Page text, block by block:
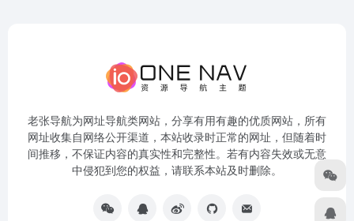
老张导航为网址导航类网站，分享有用有趣的优质网站，所有
网址收集自网络公开渠道，本站收录时正常的网址，但随着时
间推移，不保证内容的真实性和完整性。若有内容失效或无意
中侵犯到您的权益，请联系本站及时删除。